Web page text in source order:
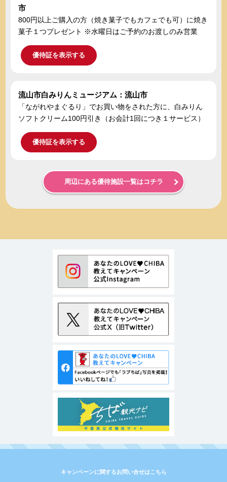
市
800円以上ご購入の方（焼き菓子でもカフェでも可）に焼き
菓子１つプレゼント ※水曜日はご予約のお渡しのみ営業
優待証を表示する
流山市白みりんミュージアム：流山市
「ながれやまぐるり」でお買い物をされた方に、白みりん
ソフトクリーム100円引き（お会計1回につき１サービス）
優待証を表示する
周辺にある優待施設一覧はコチラ
キャンペーンに関するお問い合せはこちら